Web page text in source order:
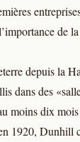
de
depuis la
dans des
moins dix
1920, Dunhill